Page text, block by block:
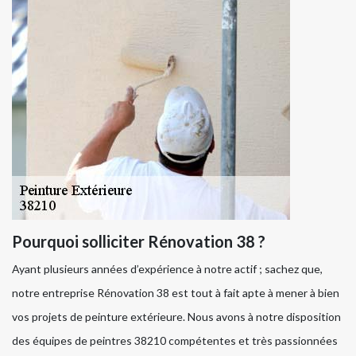
Pourquoi solliciter Rénovation 38 ?
Ayant plusieurs années d’expérience à notre actif ; sachez que,
notre entreprise Rénovation 38 est tout à fait apte à mener à bien
vos projets de peinture extérieure. Nous avons à notre disposition
des équipes de peintres 38210 compétentes et très passionnées